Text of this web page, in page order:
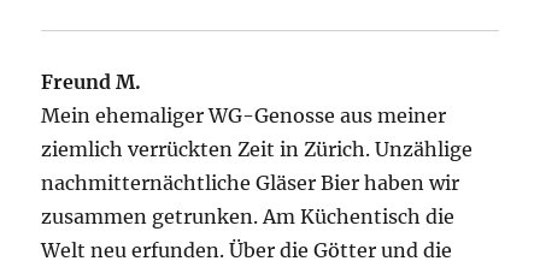
Freund M.
Mein ehemaliger WG-Genosse aus meiner
ziemlich verrückten Zeit in Zürich. Unzählige
nachmitternächtliche Gläser Bier haben wir
zusammen getrunken. Am Küchentisch die
Welt neu erfunden. Über die Götter und die